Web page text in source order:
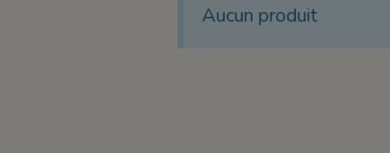
Aucun produit